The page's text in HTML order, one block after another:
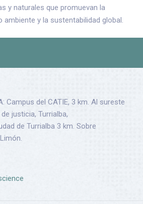
y naturales que promuevan la
ambiente y la sustentabilidad global.
Campus del CATIE, 3 km. Al sureste
justicia, Turrialba,
de Turrialba 3 km. Sobre